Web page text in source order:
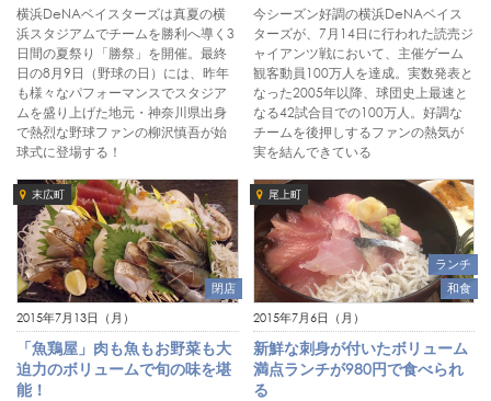
横浜DeNAベイスターズは真夏の横
浜スタジアムでチームを勝利へ導く3
日間の夏祭り「勝祭」を開催。最終
日の8月9日（野球の日）には、昨年
も様々なパフォーマンスでスタジア
ムを盛り上げた地元・神奈川県出身
で熱烈な野球ファンの柳沢慎吾が始
球式に登場する！
今シーズン好調の横浜DeNAベイス
ターズが、7月14日に行われた読売ジ
ャイアンツ戦において、主催ゲーム
観客動員100万人を達成。実数発表と
なった2005年以降、球団史上最速と
なる42試合目での100万人。好調な
チームを後押しするファンの熱気が
実を結んできている
末広町
閉店
2015年7月13日（月）
「魚鶏屋」肉も魚もお野菜も大
迫力のボリュームで旬の味を堪
能！
尾上町
ランチ
和食
2015年7月6日（月）
新鮮な刺身が付いたボリューム
満点ランチが980円で食べられ
る